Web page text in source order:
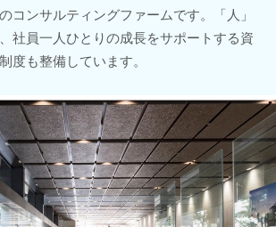
コンサルティングファームです。「人」
社員一人ひとりの成長をサポートする資
度も整備しています。